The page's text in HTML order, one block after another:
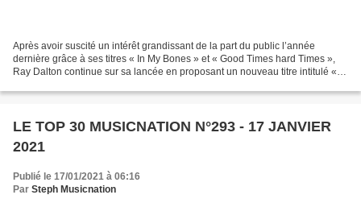
Après avoir suscité un intérêt grandissant de la part du public l’année
dernière grâce à ses titres « In My Bones » et « Good Times hard Times »,
Ray Dalton continue sur sa lancée en proposant un nouveau titre intitulé «
LE TOP 30 MUSICNATION N°293 - 17 JANVIER
2021
Publié le 17/01/2021 à 06:16
Par Steph Musicnation